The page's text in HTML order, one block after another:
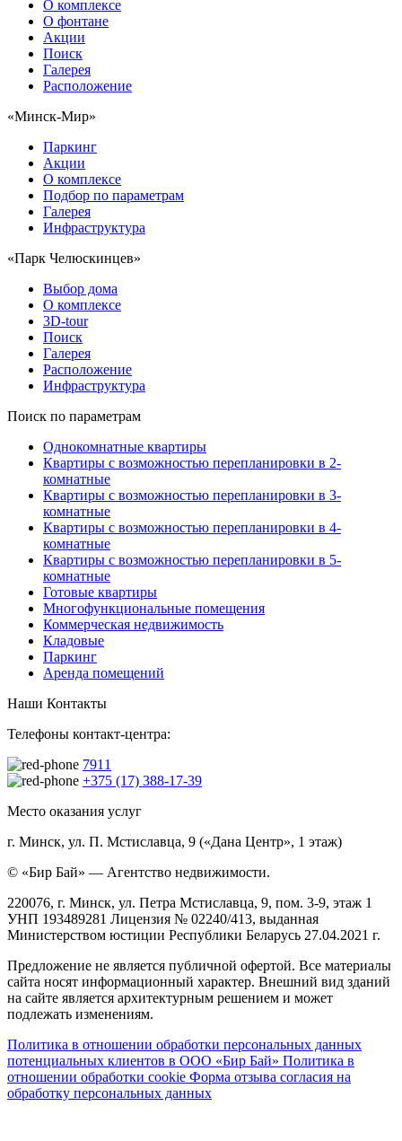
О комплексе
О фонтане
Акции
Поиск
Галерея
Расположение
«Минск-Мир»
Паркинг
Акции
О комплексе
Подбор по параметрам
Галерея
Инфраструктура
«Парк Челюскинцев»
Выбор дома
О комплексе
3D-tour
Поиск
Галерея
Расположение
Инфраструктура
Поиск по параметрам
Однокомнатные квартиры
Квартиры с возможностью перепланировки в 2-
комнатные
Квартиры с возможностью перепланировки в 3-
комнатные
Квартиры с возможностью перепланировки в 4-
комнатные
Квартиры с возможностью перепланировки в 5-
комнатные
Готовые квартиры
Многофункциональные помещения
Коммерческая недвижимость
Кладовые
Паркинг
Аренда помещений
Наши Контакты
Телефоны контакт-центра:
7911
+375 (17) 388-17-39
Место оказания услуг
г. Минск, ул. П. Мстиславца, 9 («Дана Центр», 1 этаж)
© «Бир Бай» — Агентство недвижимости.
220076, г. Минск, ул. Петра Мстиславца, 9, пом. 3-9, этаж 1
УНП 193489281 Лицензия № 02240/413, выданная
Министерством юстиции Республики Беларусь 27.04.2021 г.
Предложение не является публичной офертой. Все материалы
сайта носят информационный характер. Внешний вид зданий
на сайте является архитектурным решением и может
подлежать изменениям.
Политика в отношении обработки персональных данных
потенциальных клиентов в ООО «Бир Бай» Политика в
отношении обработки cookie Форма отзыва согласия на
обработку персональных данных